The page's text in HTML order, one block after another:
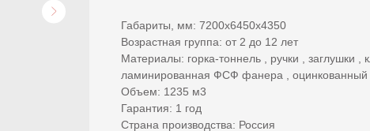
Габариты, мм: 7200х6450х4350
Возрастная группа: от 2 до 12 лет
Материалы: горка-тоннель , ручки , заглушки ,
ламинированная ФСФ фанера ,
Объем: 1235 м3
Гарантия: 1 год
Страна производства: Россия